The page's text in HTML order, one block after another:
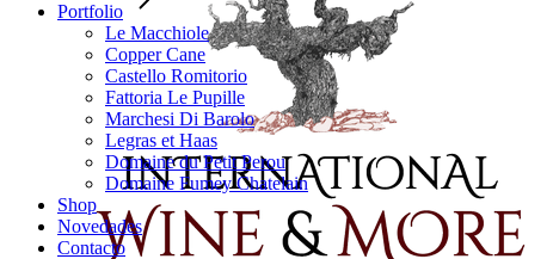
Portfolio
Le Macchiole
Copper Cane
Castello Romitorio
Fattoria Le Pupille
Marchesi Di Barolo
Legras et Haas
Domaine du Petit Perou
Domaine Fumey Chatelain
Shop
Novedades
Contacto